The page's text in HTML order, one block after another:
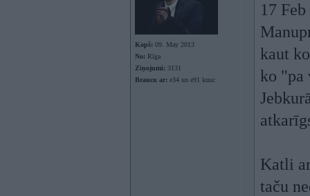
Kopš: 09. May 2013
No: Rīga
Ziņojumi: 3131
Braucu ar: e34 un e91 kuuc
17
kaut
ko "pa
Katli
taču